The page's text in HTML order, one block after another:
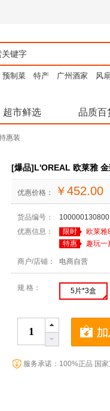
预制菜 特产 广州酒家 风扇
超市鲜选 品质百
惠装
[爆品]L'OREAL 欧莱雅
优惠价格： ￥452.00
货品编号：
优惠信息：
限时
欧莱
特惠
趣玩
商户/店铺： 电商自营
规 格： 5片*3盒
服务承诺：100%正品 国